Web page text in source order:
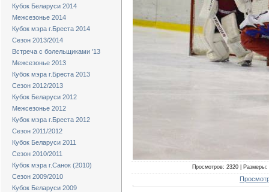
Кубок Беларуси 2014
Межсезонье 2014
Кубок мэра г.Бреста 2014
Сезон 2013/2014
Встреча с болельщиками '13
Межсезонье 2013
Кубок мэра г.Бреста 2013
Сезон 2012/2013
Кубок Беларуси 2012
Межсезонье 2012
Кубок мэра г.Бреста 2012
Сезон 2011/2012
Кубок Беларуси 2011
Сезон 2010/2011
Кубок мэра г.Санок (2010)
Сезон 2009/2010
Кубок Беларуси 2009
Просмотров: 2320 |